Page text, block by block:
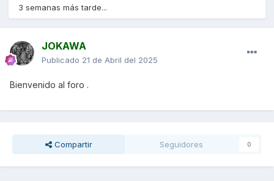
3 semanas más tarde...
JOKAWA
Publicado 21 de Abril del 2025
Bienvenido al foro .
Compartir Seguidores 0